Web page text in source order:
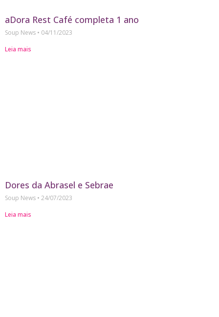
aDora Rest Café completa 1 ano
Soup News
04/11/2023
Leia mais
Dores da Abrasel e Sebrae
Soup News
24/07/2023
Leia mais